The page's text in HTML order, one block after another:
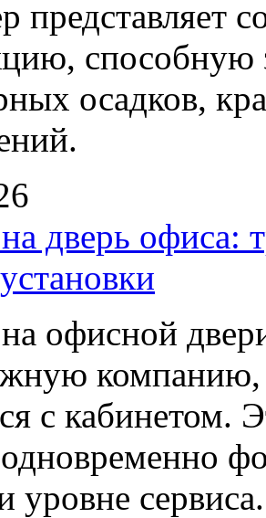
представляет
способную
осадков,
дверь офиса:
офисной
компанию,
с кабинетом.
уровне сервиса.